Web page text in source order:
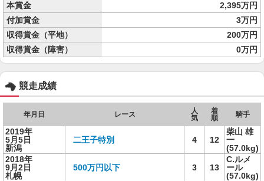
本賞金
2,395万円
付加賞金
3万円
収得賞金（平地）
200万円
収得賞金（障害）
0万円
競走成績
年月日 レース
人
気
着
順
騎手
2019年
5月5日
新潟
二王子特別 4 12
柴山 雄
一
(57.0kg)
2018年
9月2日
札幌
500万円以下 3 13
C.ルメ
ール
(57.0kg)